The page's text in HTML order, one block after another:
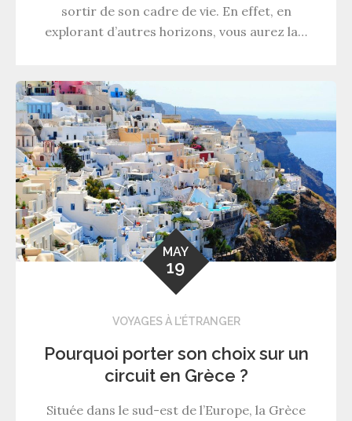
sortir de son cadre de vie. En effet, en
explorant d’autres horizons, vous aurez la…
MAY
19
VOYAGES À L'ÉTRANGER
Pourquoi porter son choix sur un
circuit en Grèce ?
Située dans le sud-est de l’Europe, la Grèce